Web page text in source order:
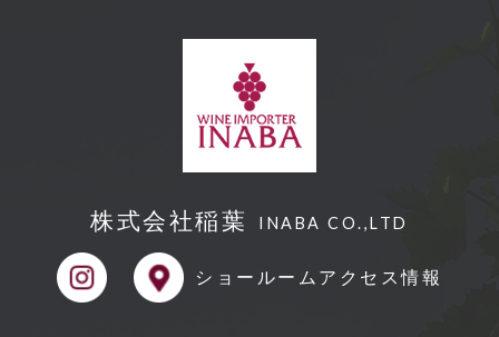
株式会社稲葉 INABA CO.,LTD
ショールーム アクセス情報